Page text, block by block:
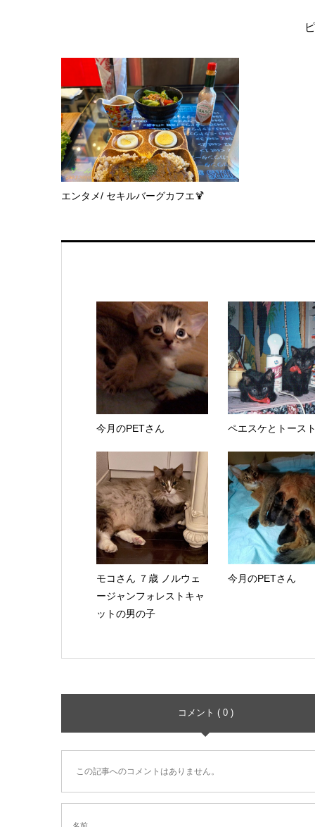
エンタメ/ セキルバーグカフエ🍹
今月のPETさん ペエスケとトース
モコさん ７歳 ノルウェ
ージャンフォレストキャ
ットの男の子
今月のPETさん
コメント ( 0 )
この記事へのコメントはありません。